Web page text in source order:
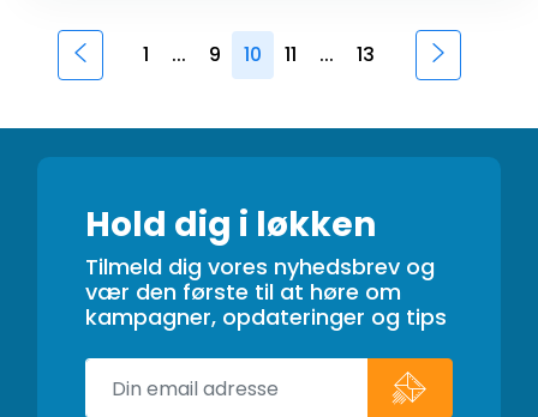
1 ... 9 10 11 ... 13
Hold dig i løkken
Tilmeld dig vores nyhedsbrev og
vær den første til at høre om
kampagner, opdateringer og tips